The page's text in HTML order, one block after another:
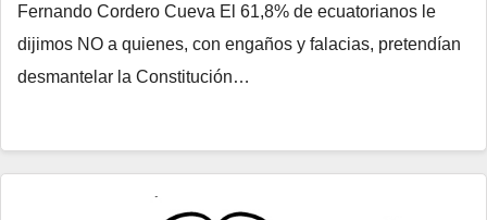
Fernando Cordero Cueva El 61,8% de ecuatorianos le
dijimos NO a quienes, con engaños y falacias, pretendían
desmantelar la Constitución…